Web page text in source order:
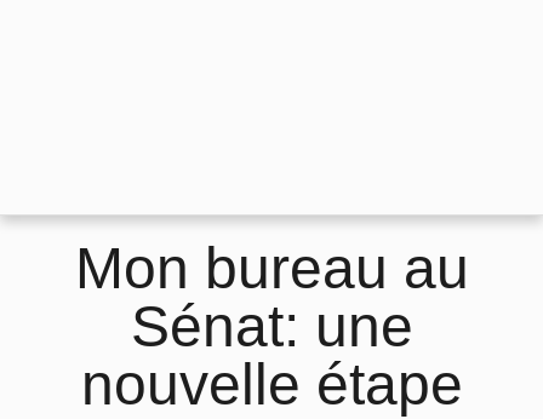
Mon bureau au
Sénat: une
nouvelle étape